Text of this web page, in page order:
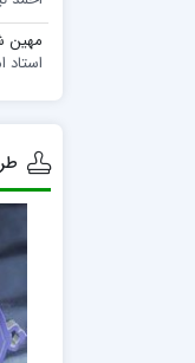
مهین
استاد